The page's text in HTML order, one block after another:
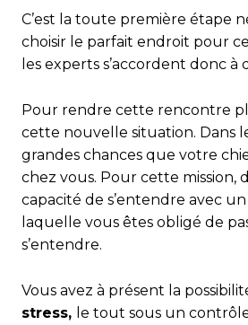
C’est la toute première étape
choisir le parfait endroit pour
les experts s’accordent donc
Pour rendre cette rencontre
cette nouvelle situation. Dans
grandes chances que votre
chez vous. Pour cette mission,
capacité de s’entendre avec
laquelle vous êtes obligé de
s’entendre.
Vous avez à présent la
stress, le tout sous un